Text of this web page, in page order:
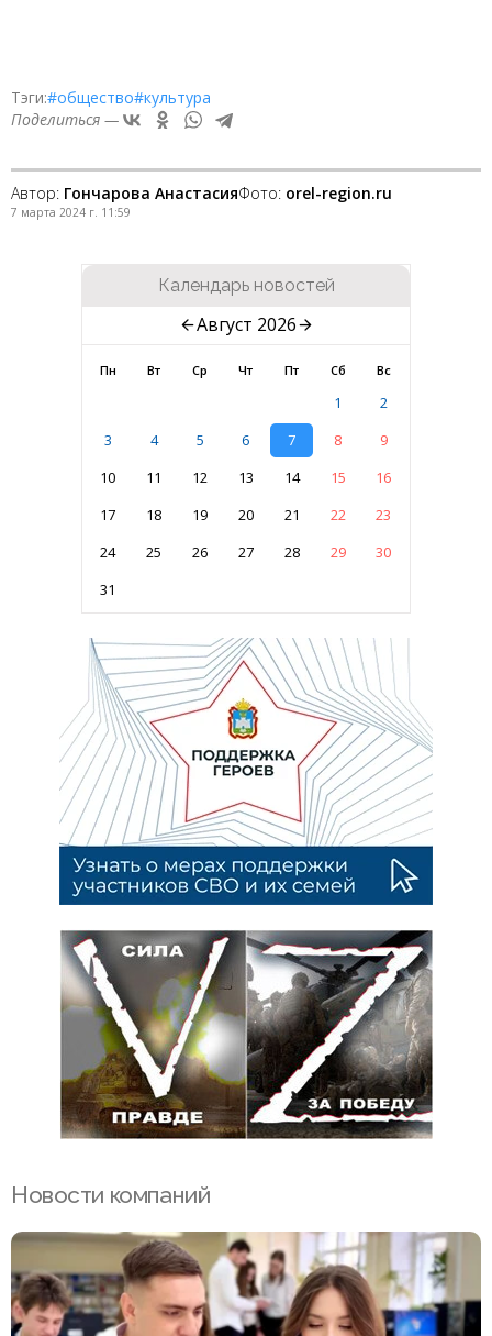
Тэги:#общество#культура
Поделиться —
Автор: Гончарова АнастасияФото: orel-region.ru
7 марта 2024 г. 11:59
Календарь новостей
Август 2026
Пн Вт Ср Чт Пт Сб Вс
1
2
3
4 5 6 7 8
9
10
11 12 13 14 15
16
17
18 19 20 21 22
23
24
25 26 27 28 29
30
31
Новости компаний